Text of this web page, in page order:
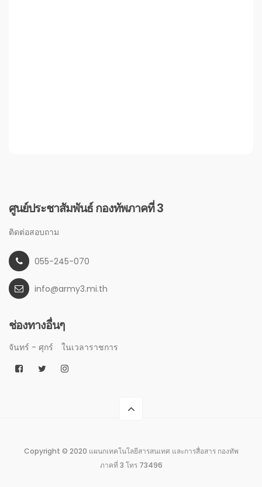
ศูนย์ประชาสัมพันธ์ กองทัพภาคที่ 3
ติดต่อสอบถาม
055-245-070
info@army3.mi.th
ช่องทางอื่นๆ
จันทร์ - ศุกร์ ในเวลาราชการ
Copyright © 2020 แผนกเทคโนโลยีสารสนเทศ และการสื่อสาร กองทัพ
ภาคที่ 3 โทร 73496